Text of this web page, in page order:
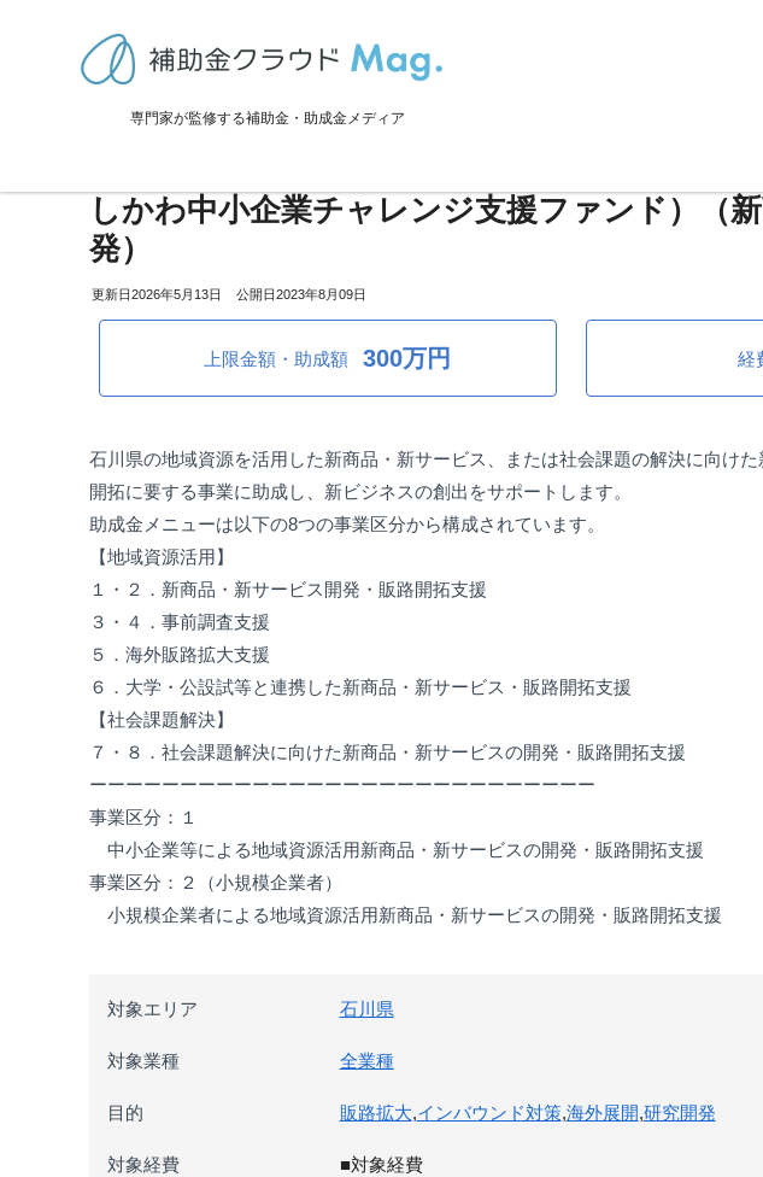
専門家が監修する補助金・助成金メディア
>補助金・助成金詳細 石川県：令和8年度 新商品・新サービス開発支援事業助成金（
石川県：令和8年度 新商品・新サービス開発支
しかわ中小企業チャレンジ支援ファンド）（
発）
2026年5月13日 2023年8月09日
上限金額・助成額 300万円 経
石川県の地域資源を活用した新商品・新サービス、または社会課題の解決に向け
開拓に要する事業に助成し、新ビジネスの創出をサポートします。
助成金メニューは以下の8つの事業区分から構成されています。
【地域資源活用】
１・２．新商品・新サービス開発・販路開拓支援
３・４．事前調査支援
５．海外販路拡大支援
６．大学・公設試等と連携した新商品・新サービス・販路開拓支援
【社会課題解決】
７・８．社会課題解決に向けた新商品・新サービスの開発・販路開拓支援
ーーーーーーーーーーーーーーーーーーーーーーーーーーーー
事業区分：１
中小企業等による地域資源活用新商品・新サービスの開発・販路開拓支援
事業区分：２（小規模企業者）
小規模企業者による地域資源活用新商品・新サービスの開発・販路開拓支援
対象エリア 石川県
対象業種 全業種
目的 販路拡大,インバウンド対策,海外展開,研究開発
対象経費
■対象経費